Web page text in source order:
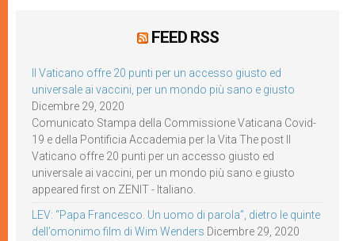
FEED RSS
Il Vaticano offre 20 punti per un accesso giusto ed
universale ai vaccini, per un mondo più sano e giusto
Dicembre 29, 2020
Comunicato Stampa della Commissione Vaticana Covid-
19 e della Pontificia Accademia per la Vita The post Il
Vaticano offre 20 punti per un accesso giusto ed
universale ai vaccini, per un mondo più sano e giusto
appeared first on ZENIT - Italiano.
LEV: “Papa Francesco. Un uomo di parola”, dietro le quinte
dell’omonimo film di Wim Wenders Dicembre 29, 2020